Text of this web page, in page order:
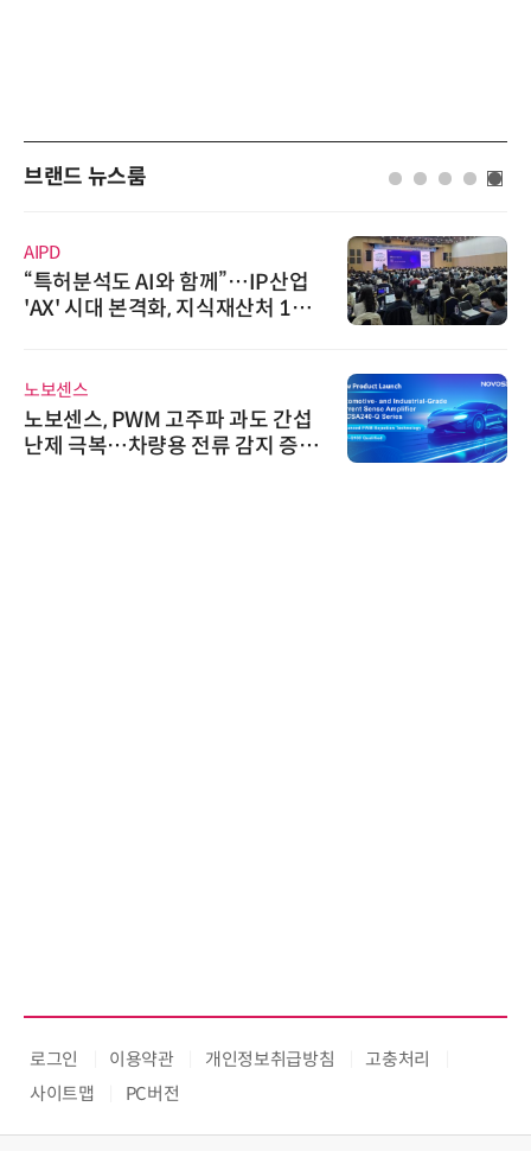
브랜드 뉴스룸
AIPD
“특허분석도 AI와 함께”…IP산업
'AX' 시대 본격화, 지식재산처 1호
노보센스
노보센스, PWM 고주파 과도 간섭
난제 극복…차량용 전류 감지 증폭
로그인 이용약관 개인정보취급방침
고충처리
사이트맵
PC버전